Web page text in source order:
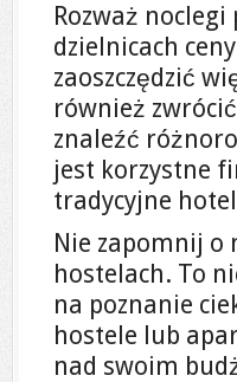
Rozważ
dzielnicach
zaoszczędzić
również
znaleźć
jest korzystne
tradycyjne
Nie zapomnij o
hostelach. To
na poznanie
hostele lub
nad swoim